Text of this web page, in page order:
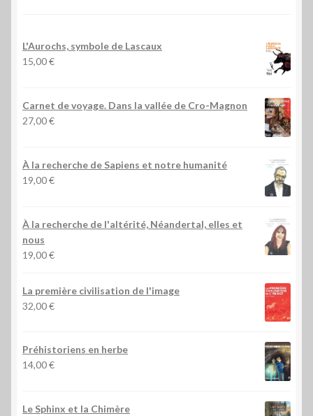
L'Aurochs, symbole de Lascaux
15,00€
Carnet de voyage. Dans la vallée de Cro-Magnon
27,00€
À la recherche de Sapiens et notre humanité
19,00€
À la recherche de l'altérité, Néandertal, elles et
nous
19,00€
La première civilisation de l'image
32,00€
Préhistoriens en herbe
14,00€
Le Sphinx et la Chimère